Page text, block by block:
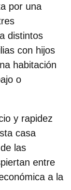
por una
distintos
con hijos
habitación
o
y rapidez
casa
las
entre
a la